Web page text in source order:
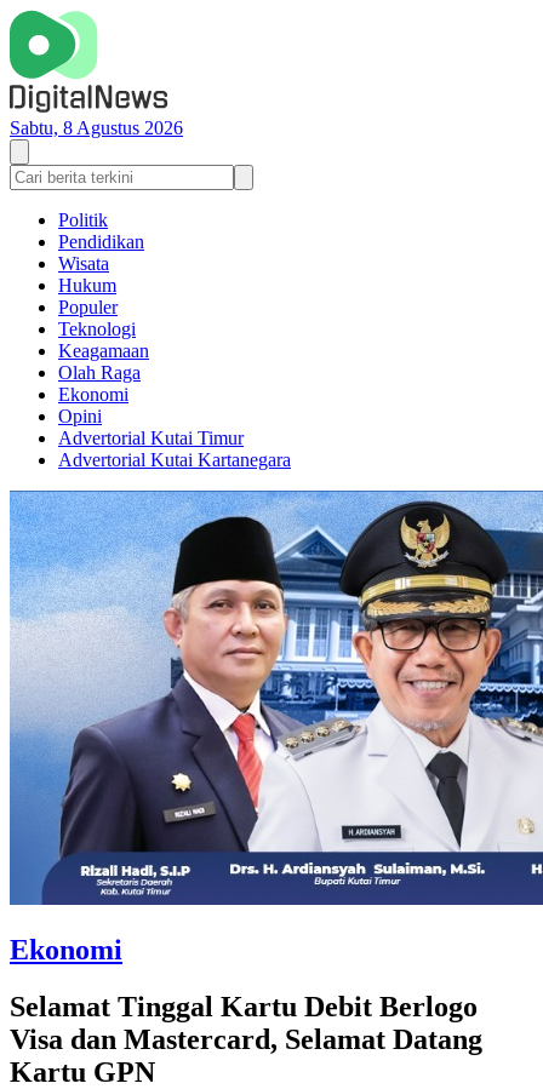
Sabtu, 8 Agustus 2026
Politik
Pendidikan
Wisata
Hukum
Populer
Teknologi
Keagamaan
Olah Raga
Ekonomi
Opini
Advertorial Kutai Timur
Advertorial Kutai Kartanegara
Ekonomi
Selamat Tinggal Kartu Debit Berlogo
Visa dan Mastercard, Selamat Datang
Kartu GPN